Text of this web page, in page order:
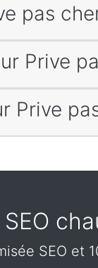
pas
Prive
Prive
SEO
SEO et